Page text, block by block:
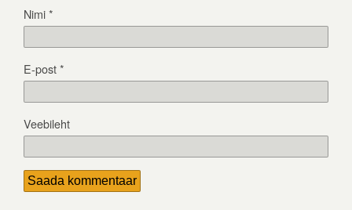
Nimi*
E-post*
Veebileht